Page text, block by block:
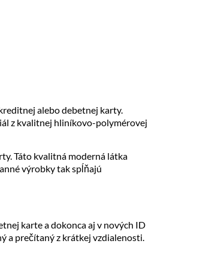
alebo debetnej karty.
z kvalitnej hliníkovo-polymérovej
Táto kvalitná moderná látka
výrobky tak spĺňajú
karte a dokonca aj v nových ID
a prečítaný z krátkej vzdialenosti.